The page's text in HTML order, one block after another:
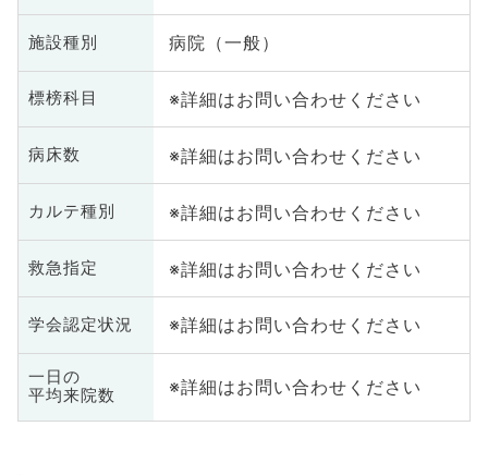
施設種別 病院（一般）
標榜科目 ※詳細はお問い合わせください
病床数 ※詳細はお問い合わせください
カルテ種別 ※詳細はお問い合わせください
救急指定 ※詳細はお問い合わせください
学会認定状況 ※詳細はお問い合わせください
一日の
平均来院数
※詳細はお問い合わせください